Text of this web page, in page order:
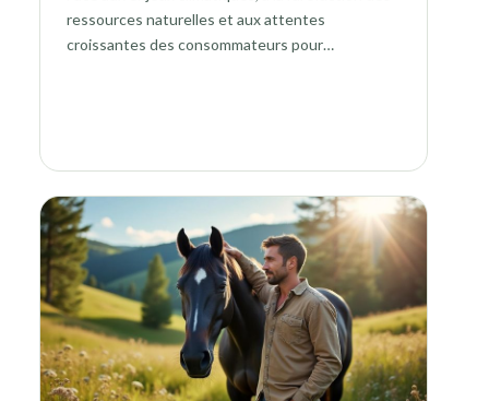
ressources naturelles et aux attentes
croissantes des consommateurs pour…